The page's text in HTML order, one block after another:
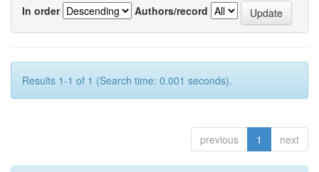
In order
Authors/record
Results 1-1 of 1 (Search time: 0.001 seconds).
previous 1 next